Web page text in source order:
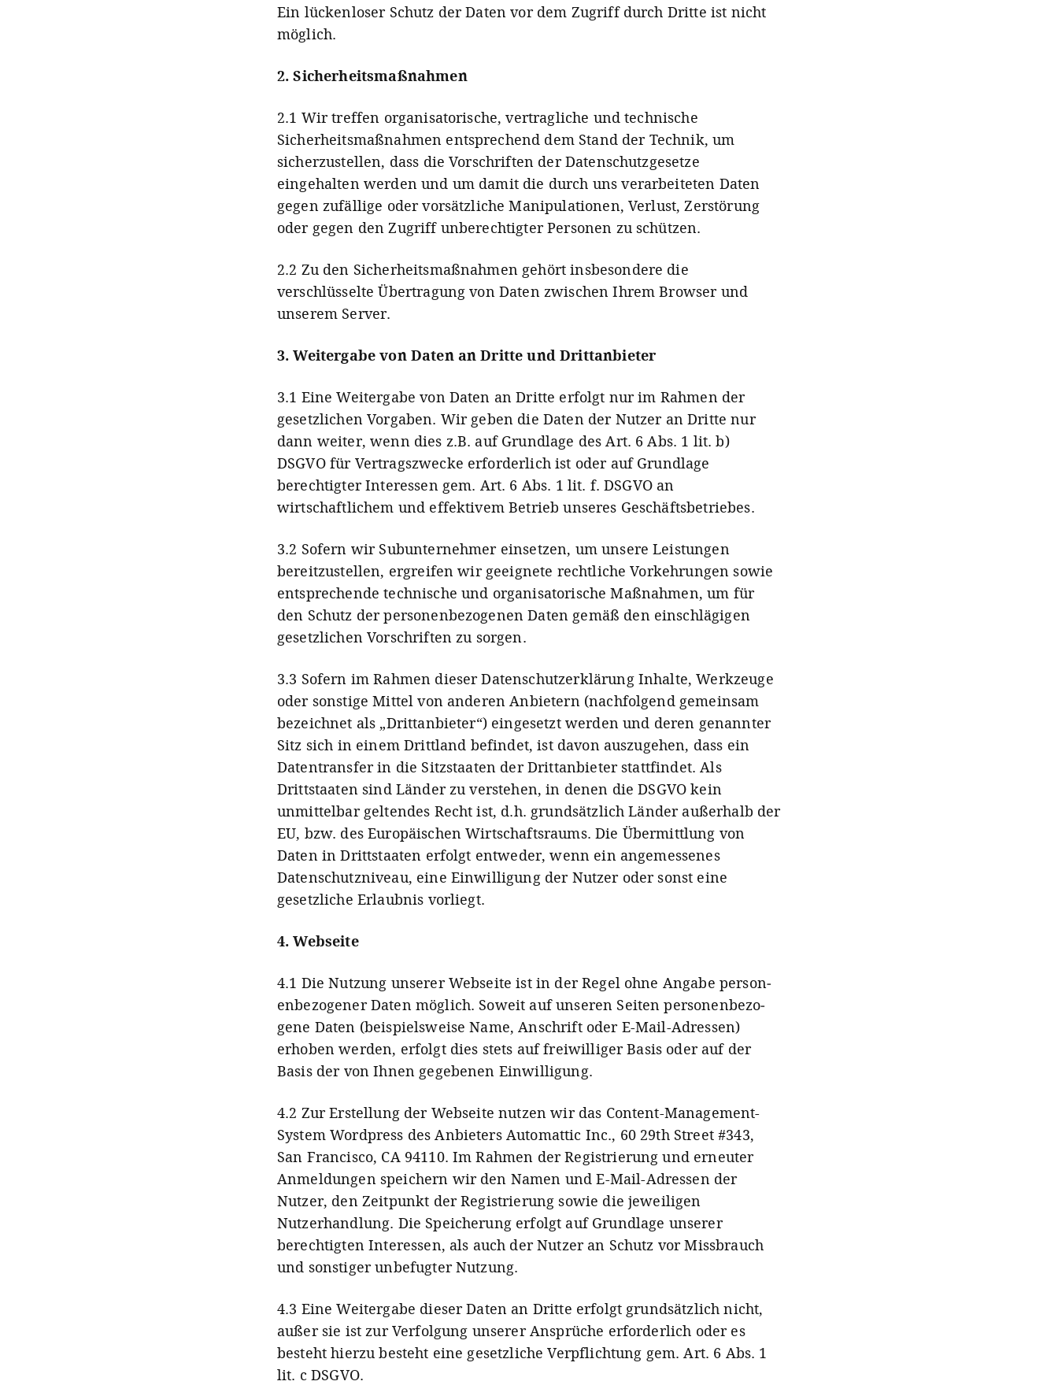
Ein lückenloser Schutz der Daten vor dem Zugriff durch Dritte ist nicht
möglich.
2. Sicherheitsmaßnahmen
2.1 Wir treffen organisatorische, vertragliche und technische
Sicherheitsmaßnahmen entsprechend dem Stand der Technik, um
sicherzustellen, dass die Vorschriften der Datenschutzgesetze
eingehalten werden und um damit die durch uns verarbeiteten Daten
gegen zufällige oder vorsätzliche Manipulationen, Verlust, Zerstörung
oder gegen den Zugriff unberechtigter Personen zu schützen.
2.2 Zu den Sicherheitsmaßnahmen gehört insbesondere die
verschlüsselte Übertragung von Daten zwischen Ihrem Browser und
unserem Server.
3. Weitergabe von Daten an Dritte und Drittanbieter
3.1 Eine Weitergabe von Daten an Dritte erfolgt nur im Rahmen der
gesetzlichen Vorgaben. Wir geben die Daten der Nutzer an Dritte nur
dann weiter, wenn dies z.B. auf Grundlage des Art. 6 Abs. 1 lit. b)
DSGVO für Vertragszwecke erforderlich ist oder auf Grundlage
berechtigter Interessen gem. Art. 6 Abs. 1 lit. f. DSGVO an
wirtschaftlichem und effektivem Betrieb unseres Geschäftsbetriebes.
3.2 Sofern wir Subunternehmer einsetzen, um unsere Leistungen
bereitzustellen, ergreifen wir geeignete rechtliche Vorkehrungen sowie
entsprechende technische und organisatorische Maßnahmen, um für
den Schutz der personenbezogenen Daten gemäß den einschlägigen
gesetzlichen Vorschriften zu sorgen.
3.3 Sofern im Rahmen dieser Datenschutzerklärung Inhalte, Werkzeuge
oder sonstige Mittel von anderen Anbietern (nachfolgend gemeinsam
bezeichnet als „Drittanbieter“) eingesetzt werden und deren genannter
Sitz sich in einem Drittland befindet, ist davon auszugehen, dass ein
Datentransfer in die Sitzstaaten der Drittanbieter stattfindet. Als
Drittstaaten sind Länder zu verstehen, in denen die DSGVO kein
unmittelbar geltendes Recht ist, d.h. grundsätzlich Länder außerhalb der
EU, bzw. des Europäischen Wirtschaftsraums. Die Übermittlung von
Daten in Drittstaaten erfolgt entweder, wenn ein angemessenes
Datenschutzniveau, eine Einwilligung der Nutzer oder sonst eine
gesetzliche Erlaubnis vorliegt.
4. Webseite
4.1 Die Nutzung unserer Web­seite ist in der Regel ohne Angabe per­son­
en­bezo­gener Daten mög­lich. Soweit auf unseren Seiten per­son­en­bezo­
gene Daten (beis­piels­weise Name, Ans­chrift oder E-Mail-Adressen)
erhoben wer­den, erfolgt dies stets auf freiwil­li­ger Basis oderauf der
Basis der von Ihnen gegebenen Einwilligung.
4.2 Zur Erstellung der Webseite nutzen wir das Content-Management-
System Wordpress des Anbieters Automattic Inc., 60 29th Street #343,
San Francisco, CA 94110. Im Rahmen der Registrierung und erneuter
Anmeldungen speichern wir den Namen und E-Mail-Adressen der
Nutzer, den Zeitpunkt der Registrierung sowie die jeweiligen
Nutzerhandlung. Die Speicherung erfolgt auf Grundlage unserer
berechtigten Interessen, als auch der Nutzer an Schutz vor Missbrauch
und sonstiger unbefugter Nutzung.
4.3 Eine Weitergabe dieser Daten an Dritte erfolgt grundsätzlich nicht,
außer sie ist zur Verfolgung unserer Ansprüche erforderlich oder es
besteht hierzu besteht eine gesetzliche Verpflichtung gem. Art. 6 Abs. 1
lit. c DSGVO.